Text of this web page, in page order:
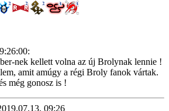
nek kellett volna az új Brolynak lennie !
amit amúgy a régi Broly fanok vártak.
még gonosz is !
09:26